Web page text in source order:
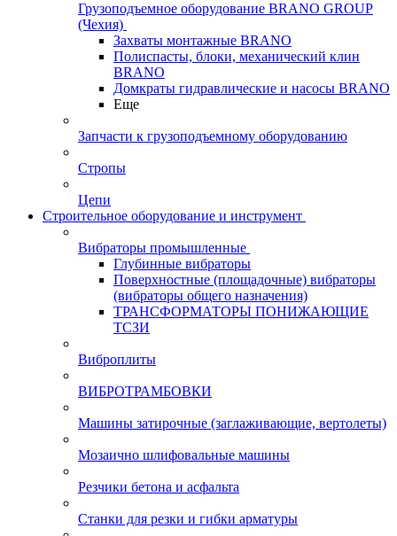
Грузоподъемное оборудование BRANO GROUP
(Чехия)
Захваты монтажные BRANO
Полиспасты, блоки, механический клин
BRANO
Домкраты гидравлические и насосы BRANO
Еще
Запчасти к грузоподъемному оборудованию
Стропы
Цепи
Строительное оборудование и инструмент
Вибраторы промышленные
Глубинные вибраторы
Поверхностные (площадочные) вибраторы
(вибраторы общего назначения)
ТРАНСФОРМАТОРЫ ПОНИЖАЮЩИЕ
ТСЗИ
Виброплиты
ВИБРОТРАМБОВКИ
Машины затирочные (заглаживающие, вертолеты)
Мозаично шлифовальные машины
Резчики бетона и асфальта
Станки для резки и гибки арматуры